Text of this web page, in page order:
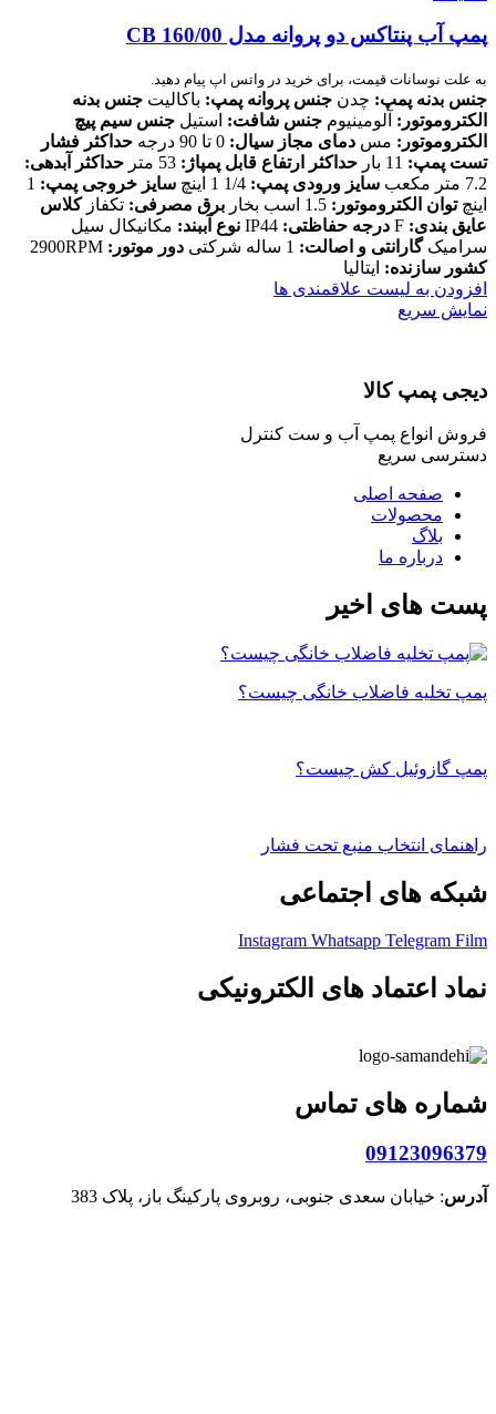
پمپ آب پنتاکس دو پروانه مدل CB 160/00
به علت نوسانات قیمت، برای خرید در واتس اپ پیام دهید.
جنس بدنه پمپ: چدن جنس پروانه پمپ: باکالیت جنس بدنه
الکتروموتور: آلومینیوم جنس شافت: استیل جنس سیم پیچ
الکتروموتور: مس دمای مجاز سیال:
حداکثر فشار
تست پمپ:
حداکثر ارتفاع قابل پمپاژ:
حداکثر آبدهی:
7.2 متر مکعب
سایز ورودی پمپ: سایز خروجی پمپ: 1
اینچتوان الکتروموتور: برق مصرفی: تکفازکلاس
عایق بندی:
درجه حفاظتی: نوع آببند: مکانیکال سیل
سرامیکگارانتی و اصالت: دور موتور:
کشور سازنده: ایتالیا
افزودن به لیست علاقمندی ها
نمایش سریع
دیجی پمپ کالا
فروش انواع پمپ آب و ست کنترل
دسترسی سریع
صفحه اصلی
محصولات
بلاگ
درباره ما
پست های اخیر
پمپ تخلیه فاضلاب خانگی چیست؟
پمپ گازوئیل کش چیست؟
راهنمای انتخاب منبع تحت فشار
شبکه های اجتماعی
Instagram Whatsapp Telegram Film
نماد اعتماد های الکترونیکی
شماره های تماس
09123096379
آدرس: خیابان سعدی جنوبی، روبروی پارکینگ باز، پلاک 383